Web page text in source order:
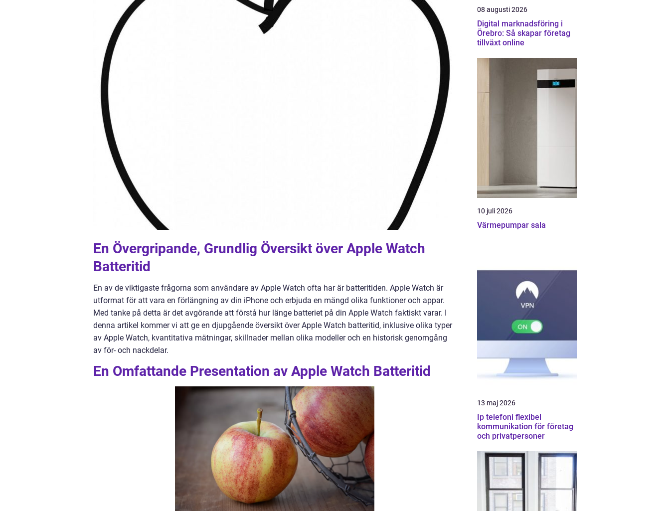
En Övergripande, Grundlig Översikt över Apple Watch
Batteritid
En av de viktigaste frågorna som användare av Apple Watch ofta har är batteritiden. Apple Watch är
utformat för att vara en förlängning av din iPhone och erbjuda en mängd olika funktioner och appar.
Med tanke på detta är det avgörande att förstå hur länge batteriet på din Apple Watch faktiskt varar. I
denna artikel kommer vi att ge en djupgående översikt över Apple Watch batteritid, inklusive olika typer
av Apple Watch, kvantitativa mätningar, skillnader mellan olika modeller och en historisk genomgång
av för- och nackdelar.
En Omfattande Presentation av Apple Watch Batteritid
08 augusti 2026
Digital marknadsföring i
Örebro: Så skapar företag
tillväxt online
10 juli 2026
Värmepumpar sala
13 maj 2026
Ip telefoni flexibel
kommunikation för företag
och privatpersoner